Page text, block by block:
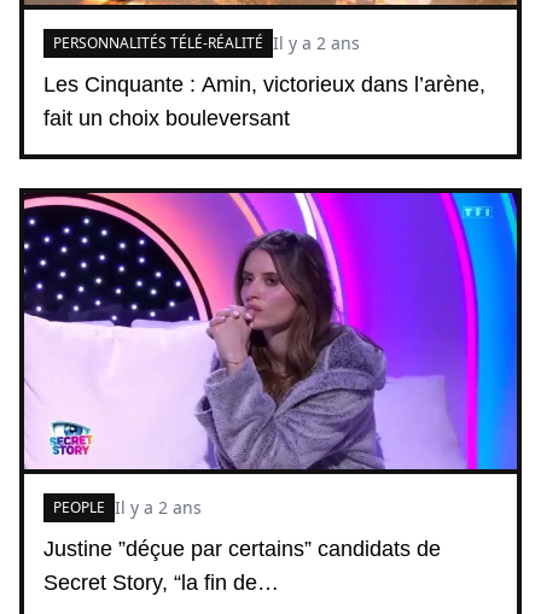
Les Cinquante : Amin, victorieux dans l’arène,
fait un choix bouleversant
PERSONNALITÉS TÉLÉ-RÉALITÉ Il y a 2 ans
Justine ”déçue par certains” candidats de
Secret Story, “la fin de…
PEOPLE Il y a 2 ans